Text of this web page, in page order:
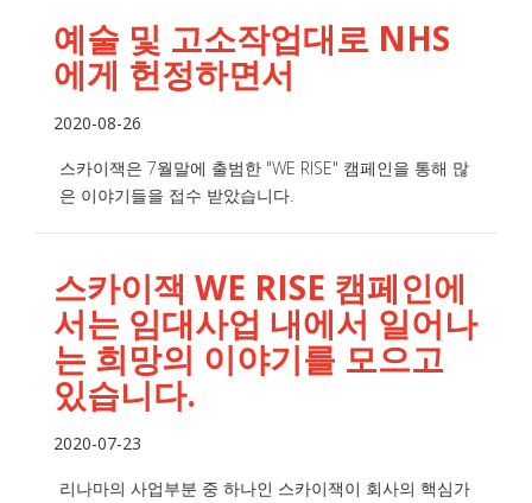
예술 및 고소작업대로 NHS
에게 헌정하면서
2020-08-26
스카이잭은 7월말에 출범한 "WE RISE" 캠페인을 통해 많
은 이야기들을 접수 받았습니다.
스카이잭 WE RISE 캠페인에
서는 임대사업 내에서 일어나
는 희망의 이야기를 모으고
있습니다.
2020-07-23
리나마의 사업부분 중 하나인 스카이잭이 회사의 핵심가